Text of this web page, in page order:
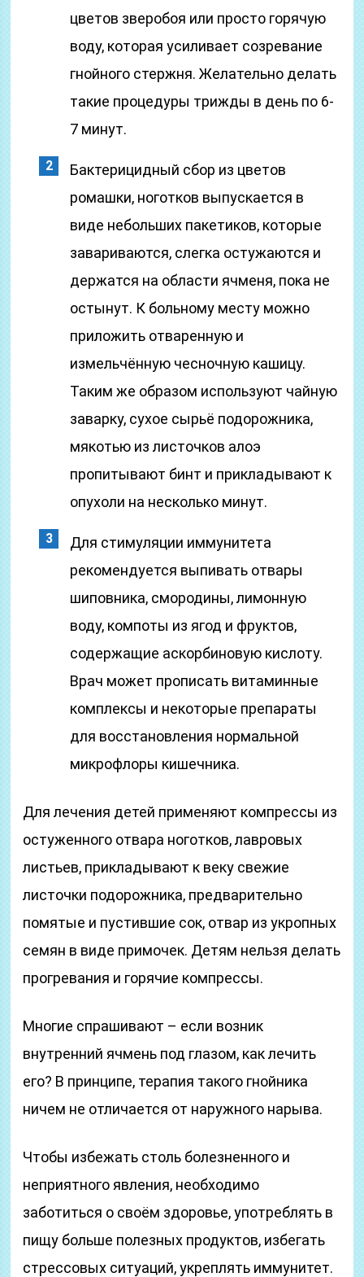
цветов зверобоя или просто горячую
воду, которая усиливает созревание
гнойного стержня. Желательно делать
такие процедуры трижды в день по 6-
7 минут.
Бактерицидный сбор из цветов
ромашки, ноготков выпускается в
виде небольших пакетиков, которые
завариваются, слегка остужаются и
держатся на области ячменя, пока не
остынут. К больному месту можно
приложить отваренную и
измельчённую чесночную кашицу.
Таким же образом используют чайную
заварку, сухое сырьё подорожника,
мякотью из листочков алоэ
пропитывают бинт и прикладывают к
опухоли на несколько минут.
Для стимуляции иммунитета
рекомендуется выпивать отвары
шиповника, смородины, лимонную
воду, компоты из ягод и фруктов,
содержащие аскорбиновую кислоту.
Врач может прописать витаминные
комплексы и некоторые препараты
для восстановления нормальной
микрофлоры кишечника.
Для лечения детей применяют компрессы из
остуженного отвара ноготков, лавровых
листьев, прикладывают к веку свежие
листочки подорожника, предварительно
помятые и пустившие сок, отвар из укропных
семян в виде примочек. Детям нельзя делать
прогревания и горячие компрессы.
Многие спрашивают – если возник
внутренний ячмень под глазом, как лечить
его? В принципе, терапия такого гнойника
ничем не отличается от наружного нарыва.
Чтобы избежать столь болезненного и
неприятного явления, необходимо
заботиться о своём здоровье, употреблять в
пищу больше полезных продуктов, избегать
стрессовых ситуаций, укреплять иммунитет.